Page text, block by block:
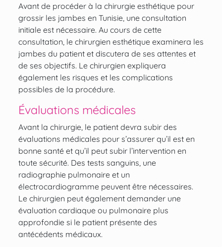
Avant de procéder à la chirurgie esthétique pour
grossir les jambes en Tunisie, une consultation
initiale est nécessaire. Au cours de cette
consultation, le chirurgien esthétique examinera les
jambes du patient et discutera de ses attentes et
de ses objectifs. Le chirurgien expliquera
également les risques et les complications
possibles de la procédure.
Évaluations médicales
Avant la chirurgie, le patient devra subir des
évaluations médicales pour s’assurer qu’il est en
bonne santé et qu’il peut subir l’intervention en
toute sécurité. Des tests sanguins, une
radiographie pulmonaire et un
électrocardiogramme peuvent être nécessaires.
Le chirurgien peut également demander une
évaluation cardiaque ou pulmonaire plus
approfondie si le patient présente des
antécédents médicaux.